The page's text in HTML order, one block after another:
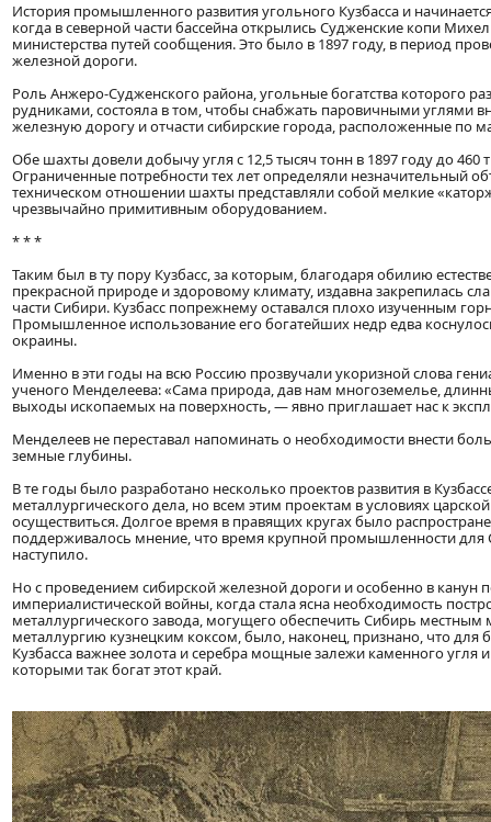
История промышленного развития угольного Кузбасса и
когда в северной части бассейна открылись Судженские копи
министерства путей сообщения. Это было в 1897 году, в период
железной дороги.
Роль Анжеро-Судженского района, угольные богатства которого
рудниками, состояла в том, чтобы снабжать паровичными углями
железную дорогу и отчасти сибирские города, расположенные по
Обе шахты довели добычу угля с 12,5 тысяч тонн в 1897 году до 460
Ограниченные потребности тех лет определяли незначительный
техническом отношении шахты представляли собой мелкие
чрезвычайно примитивным оборудованием.
* * *
Таким был в ту пору Кузбасс, за которым, благодаря обилию
прекрасной природе и здоровому климату, издавна закрепилась
части Сибири. Кузбасс попрежнему оставался плохо изученным
Промышленное использование его богатейших недр едва
окраины.
Именно в эти годы на всю Россию прозвучали укоризной слова
ученого Менделеева: «Сама природа, дав нам многоземелье,
выходы ископаемых на поверхность, — явно приглашает нас к
Менделеев не переставал напоминать о необходимости внести
земные глубины.
В те годы было разработано несколько проектов развития в
металлургического дела, но всем этим проектам в условиях
осуществиться. Долгое время в правящих кругах было
поддерживалось мнение, что время крупной промышленности для
наступило.
Но с проведением сибирской железной дороги и особенно в канун
империалистической войны, когда стала ясна необходимость
металлургического завода, могущего обеспечить Сибирь местным
металлургию кузнецким коксом, было, наконец, признано, что для
Кузбасса важнее золота и серебра мощные залежи каменного угля
которыми так богат этот край.